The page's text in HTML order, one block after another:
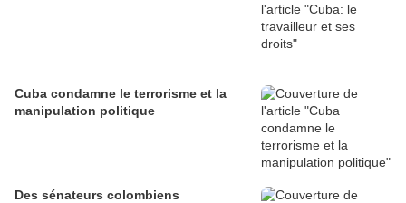
Cuba condamne le terrorisme et la
manipulation politique
Des sénateurs colombiens